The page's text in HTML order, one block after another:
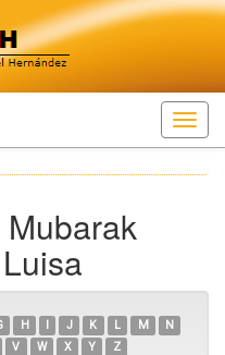
H I J K L M
N
V W X Y Z